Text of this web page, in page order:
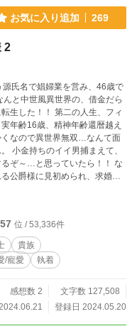
お気に入り追加 269
2
氏名で娼婦業を営み、46歳で
と中世風異世界の、借金だら
第二の人生、フィ
年齢16歳、精神年齢還暦越え
なので異世界無双…なんて面
小金持ちのイイ男捕まえて、
ぞ～…と思っていたら！！ な
公爵様に見初められ、求婚さ
前世だけで十分だっての。 と
私・フィリーの好みとドンピ
手にどうでも
あえずヤると決意したフィリ
お楽しみください。
位 / 53,336件
貴族
/寵愛 執着
感想数 2
文字数 127,508
登録日 2024.05.20